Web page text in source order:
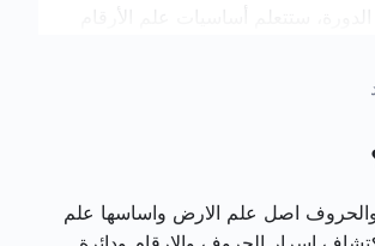
المخفية في الكون.
– فهم العلاقة بين الأرقام والطاقة
والحروف اصل علم الارض واساسها علم